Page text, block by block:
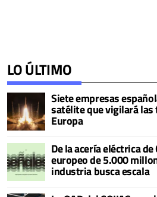
LO ÚLTIMO
Siete empresas
satélite que vigilará
Europa
De la acería eléctrica
europeo de 5.000
industria busca escala